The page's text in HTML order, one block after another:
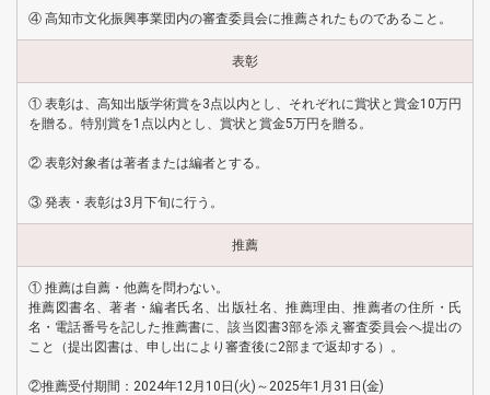
④ 高知市文化振興事業団内の審査委員会に推薦されたものであること。
表彰
① 表彰は、高知出版学術賞を3点以内とし、それぞれに賞状と賞金10万円
を贈る。特別賞を1点以内とし、賞状と賞金5万円を贈る。
② 表彰対象者は著者または編者とする。
③ 発表・表彰は3月下旬に行う。
推薦
① 推薦は自薦・他薦を問わない。
推薦図書名、著者・編者氏名、出版社名、推薦理由、推薦者の住所・氏
名・電話番号を記した推薦書に、該当図書3部を添え審査委員会へ提出の
こと（提出図書は、申し出により審査後に2部まで返却する）。
②推薦受付期間：2024年12月10日(火)～2025年1月31日(金)